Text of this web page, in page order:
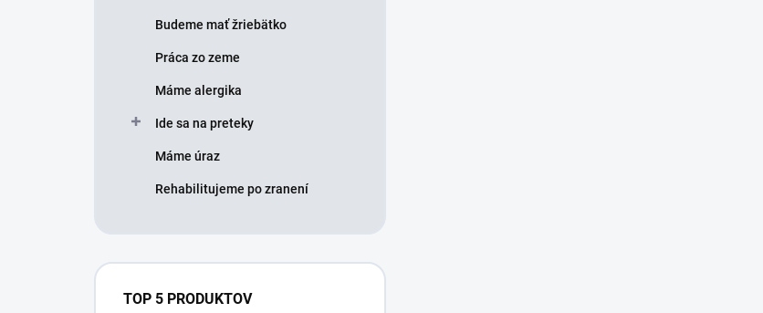
Budeme mať žriebätko
Práca zo zeme
Máme alergika
Ide sa na preteky
Máme úraz
Rehabilitujeme po zranení
TOP 5 PRODUKTOV